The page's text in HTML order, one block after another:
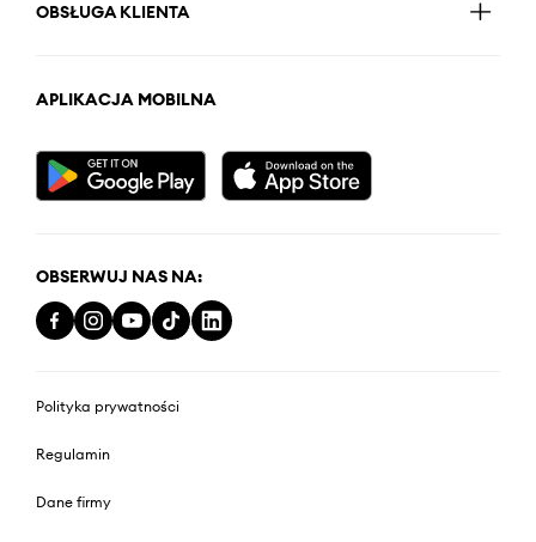
OBSŁUGA KLIENTA
APLIKACJA MOBILNA
OBSERWUJ NAS NA:
Polityka prywatności
Regulamin
Dane firmy